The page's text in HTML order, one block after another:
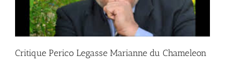
Critique Perico Legasse Marianne du Chameleon